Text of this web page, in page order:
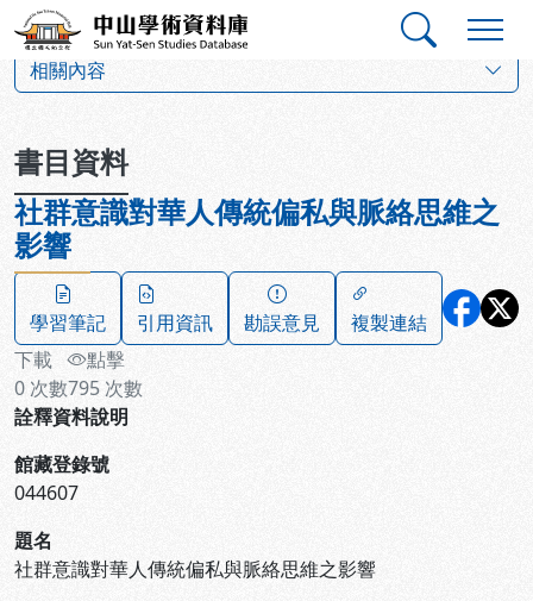
跳到主要內容
中山學術資料庫
相關內容
書目資料
社群意識對華人傳統偏私與脈絡思維之
影響
學習筆記 引用資訊 勘誤意見
複製連結
下載
0 次數
點擊
795 次數
詮釋資料說明
館藏登錄號
044607
題名
社群意識對華人傳統偏私與脈絡思維之影響